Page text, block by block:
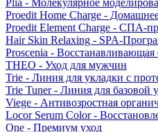
Plia - Молекулярное
Proedit Home Charge -
Proedit Element Charge - СПА-
Hair Skin Relaxing - SPA-
Proscenia -
THEO - Уход для мужчин
Trie - Линия для укладки с
Trie Tuner - Линия для базовой
Viege - Антивозростная
Locor Serum Color -
One - Премиум уход